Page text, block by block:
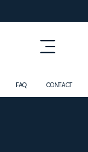
FAQ CONTACT